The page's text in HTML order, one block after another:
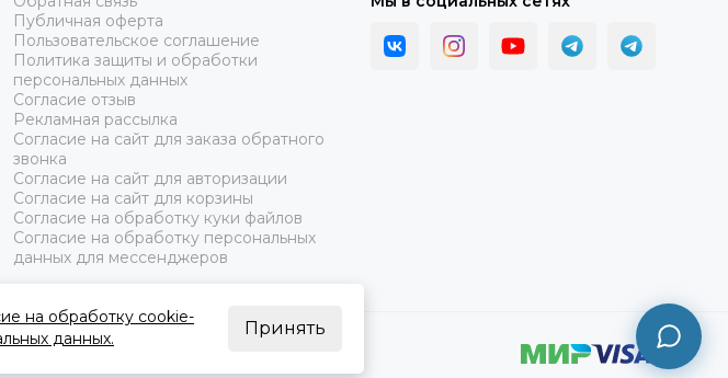
Публичная оферта
Пользовательское соглашение
Политика защиты и обработки
персональных данных
Согласие отзыв
Рекламная рассылка
Согласие на сайт для заказа обратного
звонка
Согласие на сайт для авторизации
Согласие на сайт для корзины
Согласие на обработку куки файлов
Согласие на обработку персональных
данных для мессенджеров
на обработку cookie-
данных. Принять